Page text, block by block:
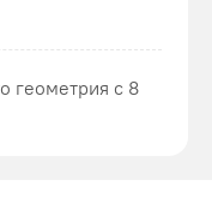
геометрия с 8